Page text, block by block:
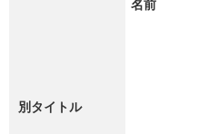
別タイトル
名前